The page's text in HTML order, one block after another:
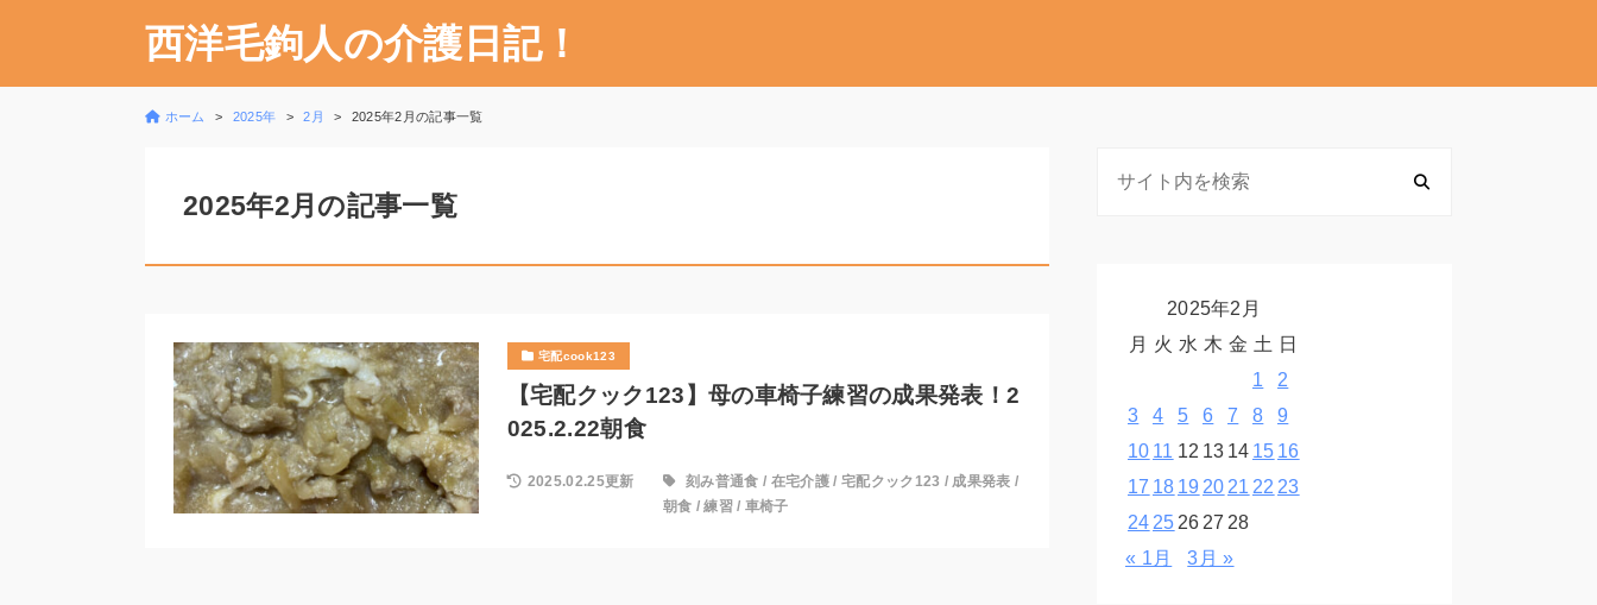
西洋毛鉤人の介護日記！
ホーム 2025年 2月 2025年2月の記事一覧
2025年2月の記事一覧
宅配cook123
【宅配クック123】母の車椅子練習の成果発表！2
025.2.22朝食
2025.02.25更新 刻み普通食 / 在宅介護/ 宅配クック123 / 成果発表 /
朝食 /練習/ 車椅子
2025年2月
月 火 水 木 金 土 日
1
2
3
4 5 6 7 8
9
10 11 12 13 14 15 16
17 18 19 20 21 22 23
24 25 26 27 28
« 1月
3月 »